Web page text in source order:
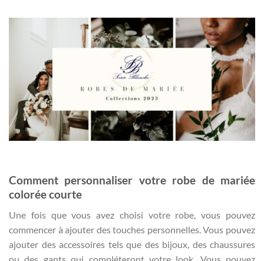
Comment personnaliser votre robe de mariée
colorée courte
Une fois que vous avez choisi votre robe, vous pouvez
commencer à ajouter des touches personnelles. Vous pouvez
ajouter des accessoires tels que des bijoux, des chaussures